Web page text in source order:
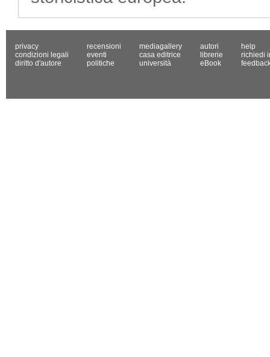
privacy
condizioni legali
diritto d'autore
recensioni
eventi
politiche
mediagallery
casa editrice
università
autori
librerie
eBook
help
richiedi